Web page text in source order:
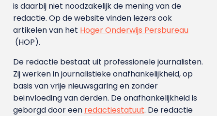
is daarbij niet noodzakelijk de mening van de
redactie. Op de website vinden lezers ook
artikelen van het Hoger Onderwijs Persbureau
(HOP).
De redactie bestaat uit professionele journalisten.
Zij werken in journalistieke onafhankelijkheid, op
basis van vrije nieuwsgaring en zonder
beïnvloeding van derden. De onafhankelijkheid is
geborgd door een redactiestatuut. De redactie